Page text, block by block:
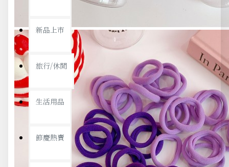
新品上市
旅行/休閒
生活用品
節慶熱賣